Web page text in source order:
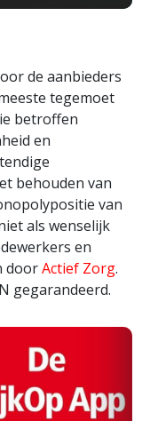
de aanbieders
tegemoet
betroffen
en
behouden van
van
als wenselijk
en
doorActief Zorg.
gegarandeerd.